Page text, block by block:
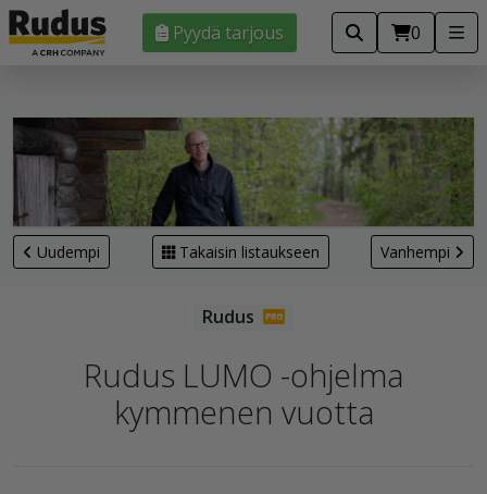
Pyydä tarjous 0
Uudempi Takaisin listaukseen Vanhempi
Rudus LUMO -ohjelma
kymmenen vuotta